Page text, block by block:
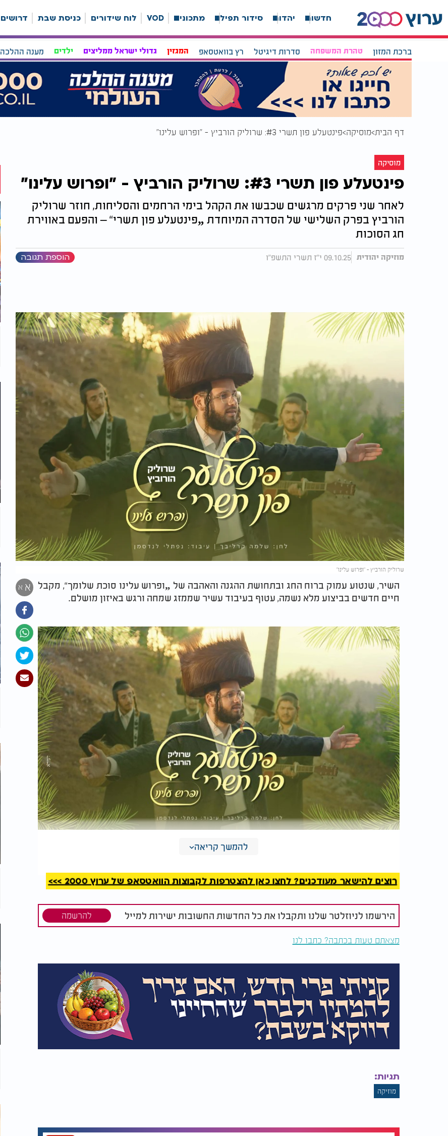
חדשות יהדות סידור תפילה מתכונים VOD לוח שידורים כניסת שבת דרושים
ברכת המזון טהרת המשפחה סדרות דיגיטל רץ בוואטסאפ המגזין גדולי ישראל ממליצים ילדים מענה ההלכה
דף הבית מוסיקה פינטעלע פון תשרי #3: שרוליק הורביץ - "ופרוש עלינו"
מוסיקה
פינטעלע פון תשרי #3: שרוליק הורביץ - "ופרוש עלינו"
לאחר שני פרקים מרגשים שכבשו את הקהל בימי הרחמים והסליחות, חוזר שרוליק
הורביץ בפרק השלישי של הסדרה המיוחדת „פינטעלע פון תשרי“ – והפעם באווירת
חג הסוכות
מוזיקה יהודית 09.10.25 י"ז תשרי התשפ"ו הוספת תגובה
שרוליק הורביץ – "ופרוש עלינו"
א א
השיר, שנטוע עמוק ברוח החג ובתחושת ההגנה והאהבה של „ופרוש עלינו סוכת שלומך“, מקבל
חיים חדשים בביצוע מלא נשמה, עטוף בעיבוד עשיר שממזג שמחה ורגש באיזון מושלם.
להמשך קריאה
רוצים להישאר מעודכנים? לחצו כאן להצטרפות לקבוצות הוואטסאפ של ערוץ 2000 >>>
הירשמו לניוזלטר שלנו ותקבלו את כל החדשות החשובות ישירות למייל להרשמה
מצאתם טעות בכתבה? כתבו לנו
תגיות:
מוזיקה